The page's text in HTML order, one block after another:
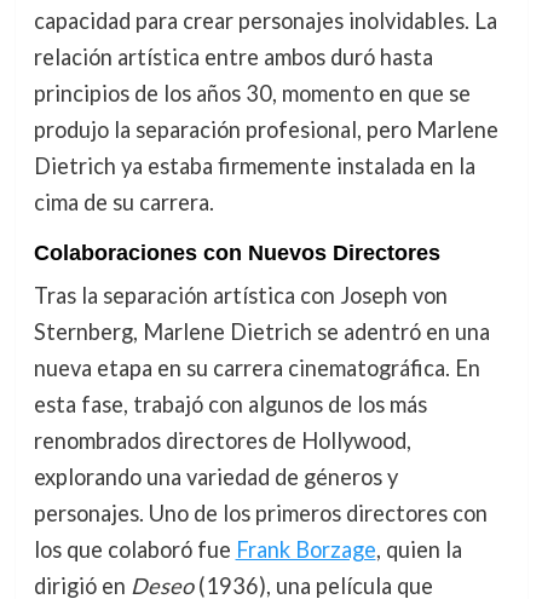
capacidad para crear personajes inolvidables. La
relación artística entre ambos duró hasta
principios de los años 30, momento en que se
produjo la separación profesional, pero Marlene
Dietrich ya estaba firmemente instalada en la
cima de su carrera.
Colaboraciones con Nuevos Directores
Tras la separación artística con Joseph von
Sternberg, Marlene Dietrich se adentró en una
nueva etapa en su carrera cinematográfica. En
esta fase, trabajó con algunos de los más
renombrados directores de Hollywood,
explorando una variedad de géneros y
personajes. Uno de los primeros directores con
los que colaboró fue Frank Borzage, quien la
dirigió en Deseo(1936), una película que